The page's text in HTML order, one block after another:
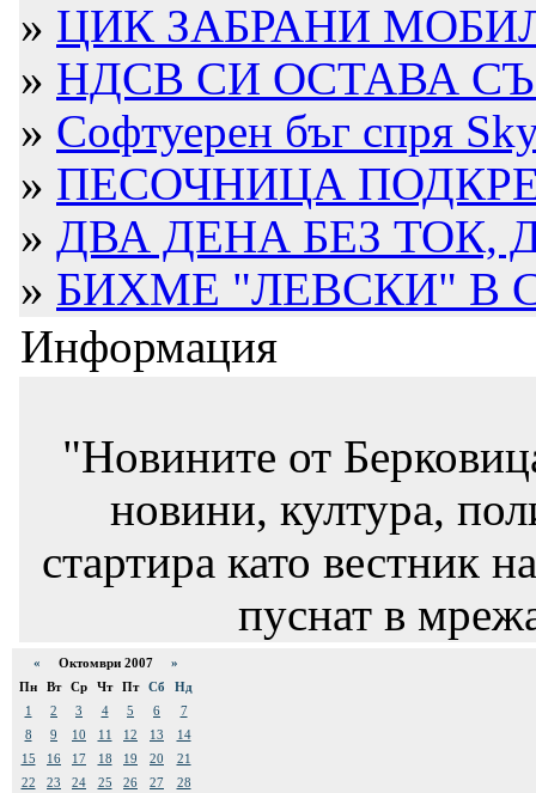
» ЦИК ЗАБРАНИ
» НДСВ СИ ОСТАВА
» Софтуерен бъг спря
» ПЕСОЧНИЦА
» ДВА ДЕНА БЕЗ ТОК,
» БИХМЕ "ЛЕВСКИ" В
Информация
"Новините от
новини, култура,
стартира като вестник
пуснат в
« Октомври 2007 »
Пн
Вт Ср Чт Пт Сб
Нд
1
2 3 4 5 6
7
8
9 10 11 12 13
14
15
16 17 18 19 20
21
22
23 24 25 26 27
28